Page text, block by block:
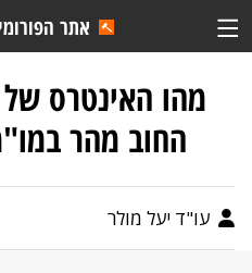
אתר
מהו האינטרס
החוב מהר
עו"ד יעל מולר